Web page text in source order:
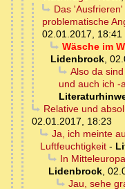
Das
problematische
02.01.2017, 18:41
Wäsche im
Lidenbrock,
Also da
und auch ich -
Relative und
02.01.2017, 18:23
Ja, ich meinte
Luftfeuchtigkeit -
In
Lidenbrock,
Jau, sehe